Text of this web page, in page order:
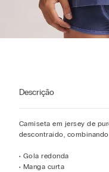
Descrição
Camiseta em jersey de
descontraído,
• Gola redonda
• Manga curta